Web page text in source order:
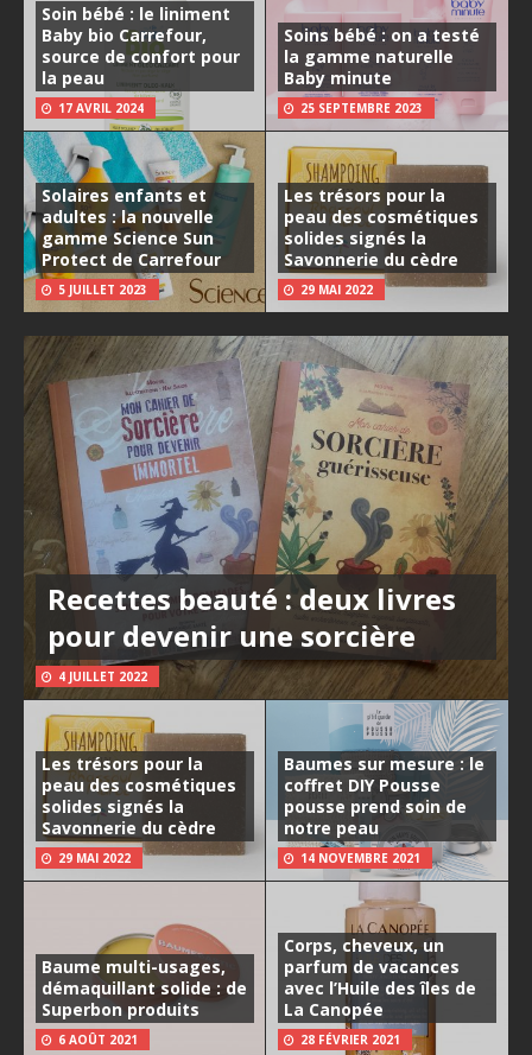
Soin bébé : le liniment
Baby bio Carrefour,
source de confort pour
la peau
17 AVRIL 2024
Soins bébé : on a testé
la gamme naturelle
Baby minute
25 SEPTEMBRE 2023
Solaires enfants et
adultes : la nouvelle
gamme Science Sun
Protect de Carrefour
5 JUILLET 2023
Les trésors pour la
peau des cosmétiques
solides signés la
Savonnerie du cèdre
29 MAI 2022
Recettes beauté : deux livres
pour devenir une sorcière
4 JUILLET 2022
Les trésors pour la
peau des cosmétiques
solides signés la
Savonnerie du cèdre
29 MAI 2022
Baumes sur mesure : le
coffret DIY Pousse
pousse prend soin de
notre peau
14 NOVEMBRE 2021
Baume multi-usages,
démaquillant solide : de
Superbon produits
6 AOÛT 2021
Corps, cheveux, un
parfum de vacances
avec l’Huile des îles de
La Canopée
28 FÉVRIER 2021